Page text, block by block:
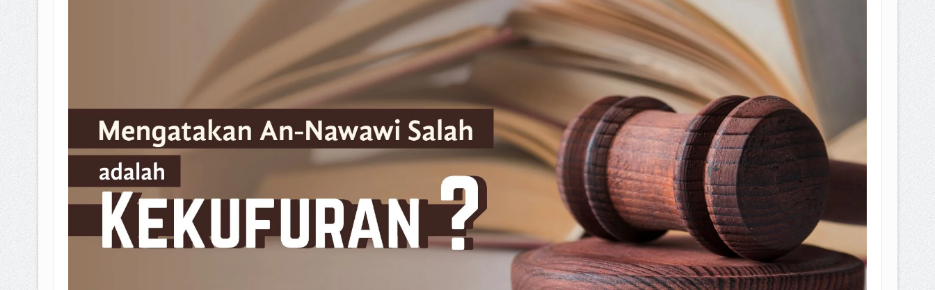
BAHASA CINTA KARENA ALLAH HUKUM MEMBAYAR ZAKAT DENGAN CARA MENGANGSUR
HUKUM MEMBAYAR ZAKAT KEPADA KERABAT SENDIRI